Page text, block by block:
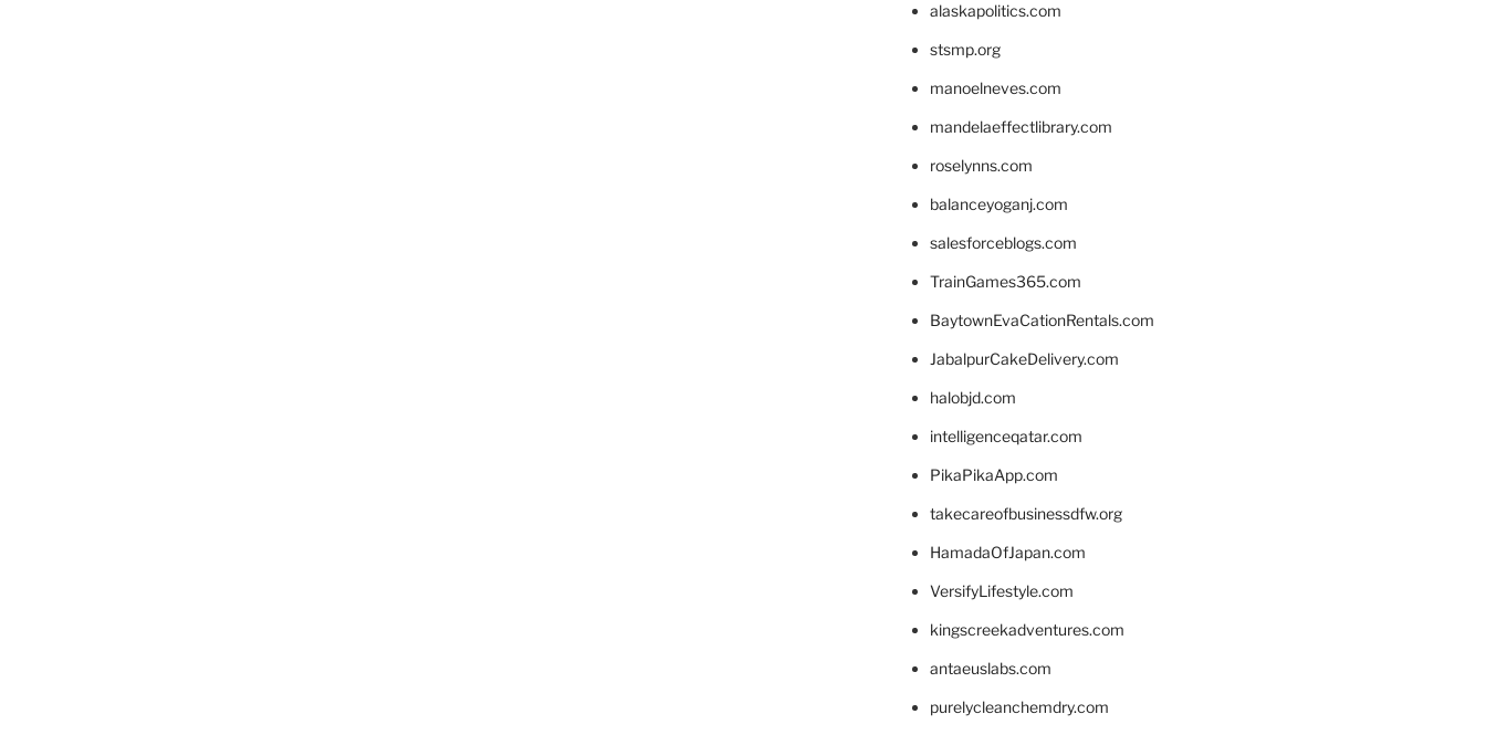
alaskapolitics.com
stsmp.org
manoelneves.com
mandelaeffectlibrary.com
roselynns.com
balanceyoganj.com
salesforceblogs.com
TrainGames365.com
BaytownEvaCationRentals.com
JabalpurCakeDelivery.com
halobjd.com
intelligenceqatar.com
PikaPikaApp.com
takecareofbusinessdfw.org
HamadaOfJapan.com
VersifyLifestyle.com
kingscreekadventures.com
antaeuslabs.com
purelycleanchemdry.com